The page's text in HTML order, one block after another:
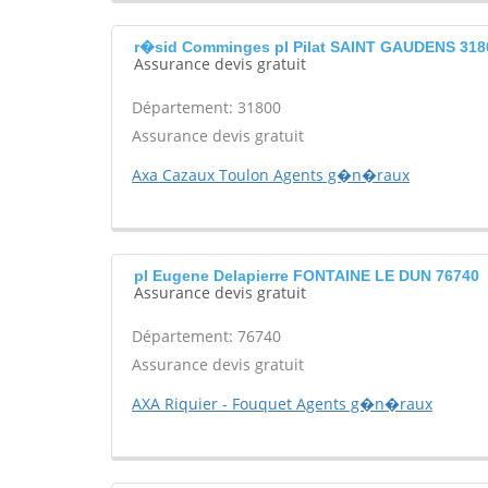
r�sid Comminges pl Pilat SAINT GAUDENS
Assurance devis gratuit
Département: 31800
Assurance devis gratuit
Axa Cazaux Toulon Agents g�n�raux
pl Eugene Delapierre FONTAINE LE DUN 76740
Assurance devis gratuit
Département: 76740
Assurance devis gratuit
AXA Riquier - Fouquet Agents g�n�raux